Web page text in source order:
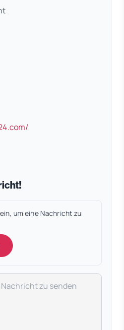
um eine Nachricht zu